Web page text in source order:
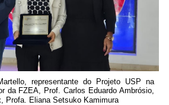
representante do Projeto USP na
da FZEA, Prof. Carlos Eduardo Ambrósio,
Profa. Eliana Setsuko Kamimura